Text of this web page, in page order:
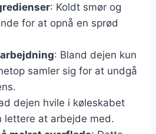
: Koldt smør og
for at opnå en sprød
: Bland dejen kun
samler sig for at undgå
dejen hvile i køleskabet
lettere at arbejde med.